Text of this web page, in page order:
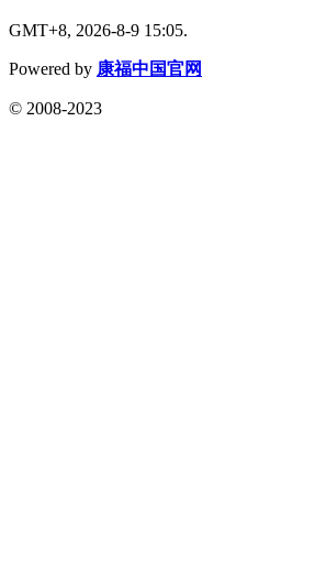
GMT+8, 2026-8-9 15:05.
Powered by 康福中国官网
© 2008-2023